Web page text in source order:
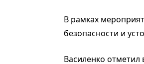
В рамках
безопасности и
Василенко отметил